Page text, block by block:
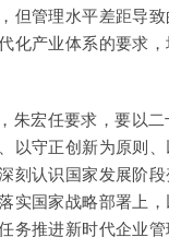
但管理水平差距导
化产业体系的要求
朱宏任要求，要以
以守正创新为原则
刻认识国家发展阶
实国家战略部署上
务推进新时代企业管